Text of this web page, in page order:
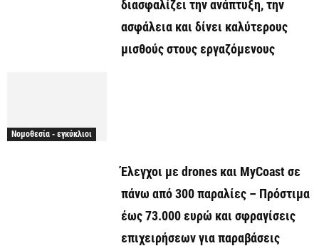
διασφαλίζει την ανάπτυξη, την
ασφάλεια και δίνει καλύτερους
μισθούς στους εργαζόμενους
Νομοθεσία - εγκύκλιοι
Έλεγχοι με drones και MyCoast σε
πάνω από 300 παραλίες – Πρόστιμα
έως 73.000 ευρώ και σφραγίσεις
επιχειρήσεων για παραβάσεις